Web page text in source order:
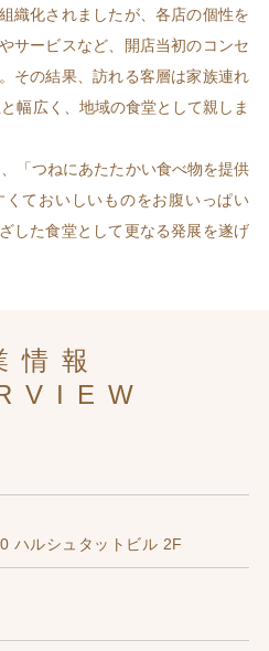
織化されましたが、各店の個性を
サービスなど、開店当初のコンセ
その結果、訪れる客層は家族連れ
幅広く、地域の食堂として親しま
「つねにあたたかい食べ物を提供
ておいしいものをお腹いっぱい
した食堂として更なる発展を遂げ
情報
ハルシュタットビル 2F